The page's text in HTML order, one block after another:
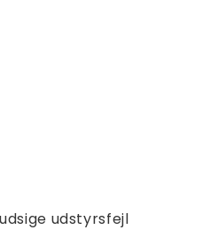
udstyrsfejl